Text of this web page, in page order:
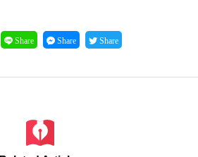
Share Share Share